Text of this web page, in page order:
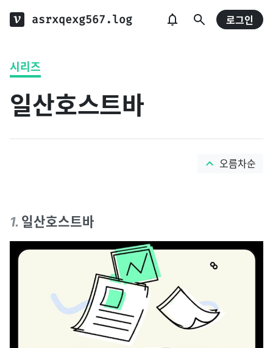
asrxqexg567.log 로그인
시리즈
일산호스트바
오름차순
1. 일산호스트바